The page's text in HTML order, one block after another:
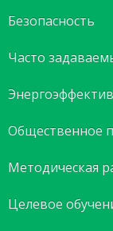
Безопасность
Часто
Общественное
Целевое